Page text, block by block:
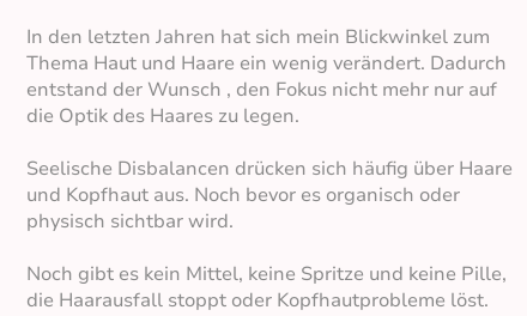
In den letzten Jahren hat sich mein Blickwinkel zum
Thema Haut und Haare ein wenig verändert. Dadurch
entstand der Wunsch , den Fokus nicht mehr nur auf
die Optik des Haares zu legen.
Seelische Disbalancen drücken sich häufig über Haare
und Kopfhaut aus. Noch bevor es organisch oder
physisch sichtbar wird.
Noch gibt es kein Mittel, keine Spritze und keine Pille,
die Haarausfall stoppt oder Kopfhautprobleme löst.